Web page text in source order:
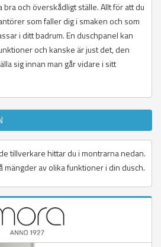
och överskådligt ställe. Allt för att du
som faller dig i smaken och som
i ditt badrum. En duschpanel kan
och kanske är just det, den
sig innan man går vidare i sitt
tillverkare hittar du i montrarna nedan.
mängder av olika funktioner i din dusch.